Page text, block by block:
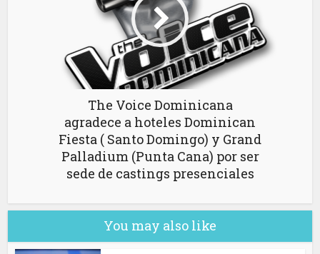
The Voice Dominicana
agradece a hoteles Dominican
Fiesta ( Santo Domingo) y Grand
Palladium (Punta Cana) por ser
sede de castings presenciales
You may also like